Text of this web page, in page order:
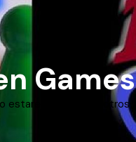
Games
estaremos con vosotros